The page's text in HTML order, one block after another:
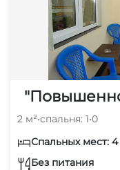
2 м²•спальня: 1•0
Спальных мест: 4
Без питания